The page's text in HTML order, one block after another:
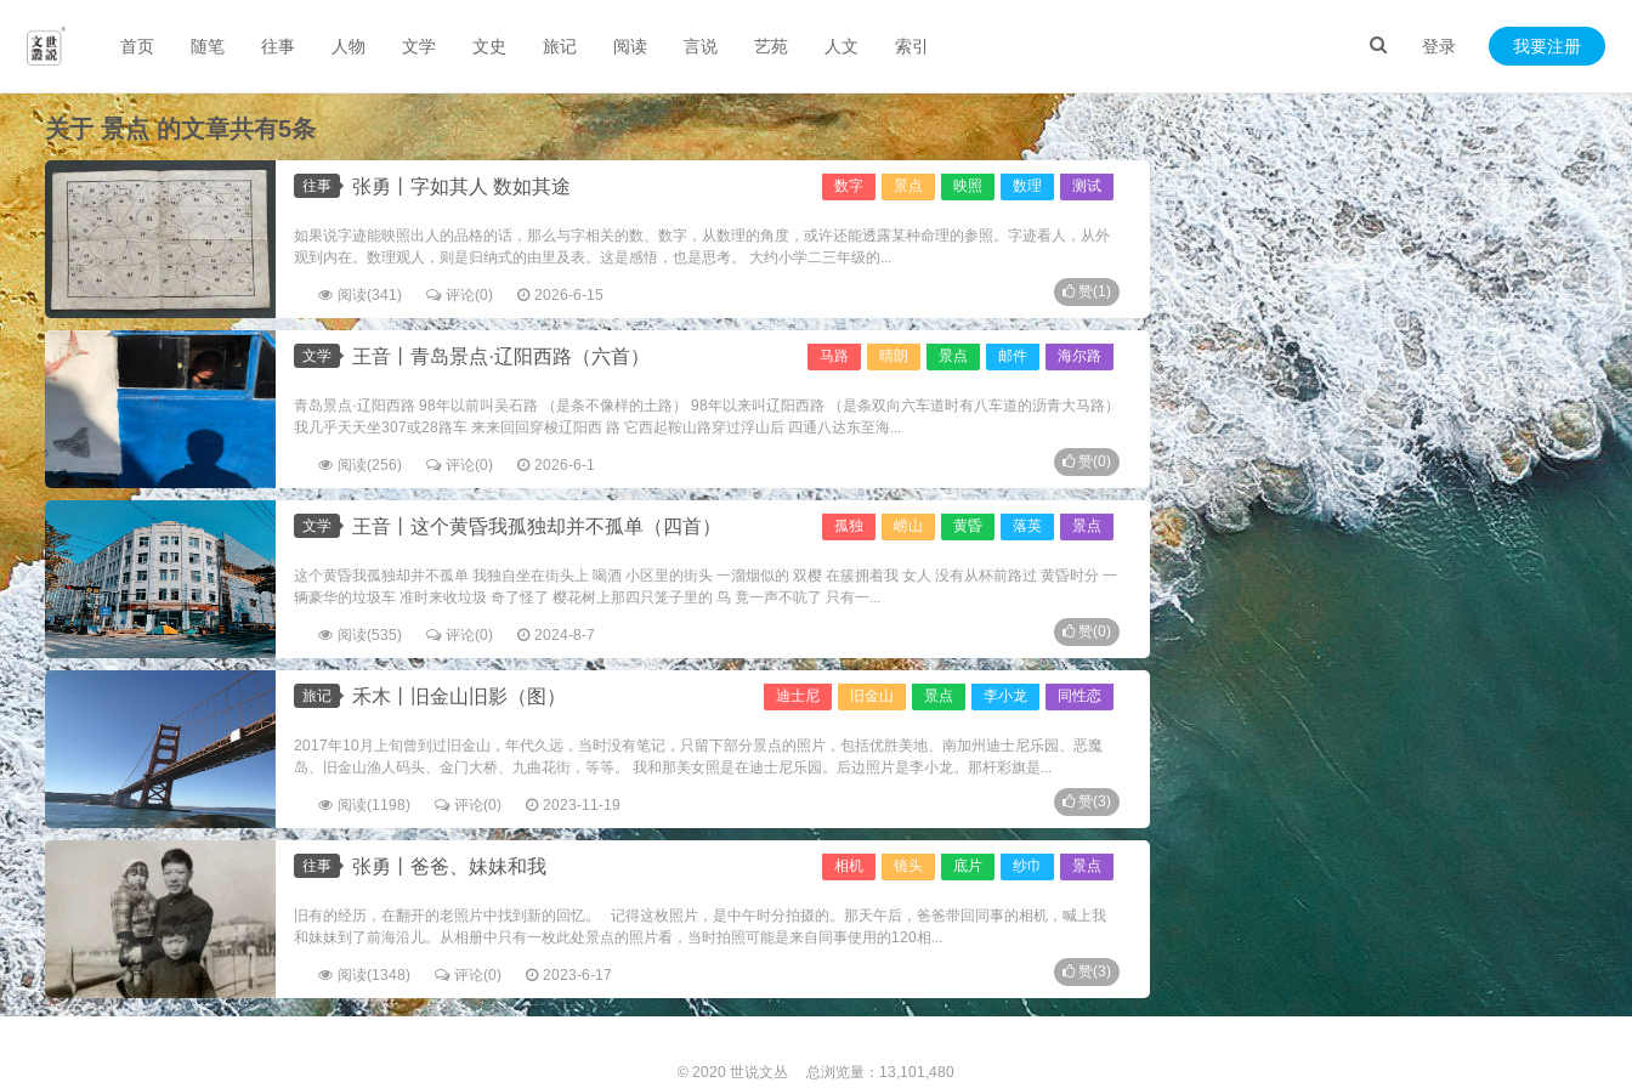
登录 我要注册
首页 随笔 往事 人物 文学 文史 旅记 阅读 言说 艺苑 人文 索引
关于景点的文章共有5条
往事 数字 景点 映照 数理 测试
张勇丨字如其人 数如其途
如果说字迹能映照出人的品格的话，那么与字相关的数、数字，从数理的角度，或许还能透露某种命理的参照。字迹看人，从外
观到内在。数理观人，则是归纳式的由里及表。这是感悟，也是思考。 大约小学二三年级的...
阅读(341) 评论(0) 2026-6-15 赞(1)
文学 马路 晴朗 景点 邮件 海尔路
王音丨青岛景点·辽阳西路（六首）
青岛景点·辽阳西路 98年以前叫吴石路 （是条不像样的土路） 98年以来叫辽阳西路 （是条双向六车道时有八车道的沥青大马路）
我几乎天天坐307或28路车 来来回回穿梭辽阳西 路 它西起鞍山路穿过浮山后 四通八达东至海...
阅读(256) 评论(0) 2026-6-1 赞(0)
文学 孤独 崂山 黄昏 落英 景点
王音丨这个黄昏我孤独却并不孤单（四首）
这个黄昏我孤独却并不孤单 我独自坐在街头上 喝酒 小区里的街头 一溜烟似的 双樱 在簇拥着我 女人 没有从杯前路过 黄昏时分 一
辆豪华的垃圾车 准时来收垃圾 奇了怪了 樱花树上那四只笼子里的 鸟 竟一声不吭了 只有一...
阅读(535) 评论(0) 2024-8-7 赞(0)
旅记 迪士尼 旧金山 景点 李小龙 同性恋
禾木丨旧金山旧影（图）
2017年10月上旬曾到过旧金山，年代久远，当时没有笔记，只留下部分景点的照片，包括优胜美地、南加州迪士尼乐园、恶魔
岛、旧金山渔人码头、金门大桥、九曲花街，等等。 我和那美女照是在迪士尼乐园。后边照片是李小龙。那杆彩旗是...
阅读(1198) 评论(0) 2023-11-19 赞(3)
往事 相机 镜头 底片 纱巾 景点
张勇丨爸爸、妹妹和我
旧有的经历，在翻开的老照片中找到新的回忆。 记得这枚照片，是中午时分拍摄的。那天午后，爸爸带回同事的相机，喊上我
和妹妹到了前海沿儿。从相册中只有一枚此处景点的照片看，当时拍照可能是来自同事使用的120相...
阅读(1348) 评论(0) 2023-6-17 赞(3)
© 2020 世说文丛 总浏览量：13,101,480